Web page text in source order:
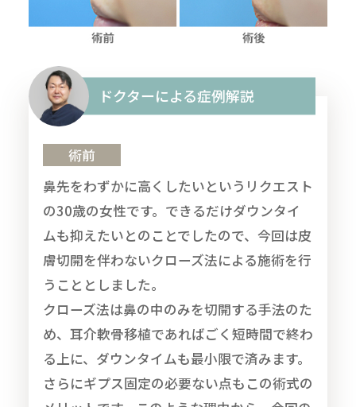
ドクターによる症例解説
術前
鼻先をわずかに高くしたいというリクエスト
の30歳の女性です。できるだけダウンタイ
ムも抑えたいとのことでしたので、今回は皮
膚切開を伴わないクローズ法による施術を行
うこととしました。
クローズ法は鼻の中のみを切開する手法のた
め、耳介軟骨移植であればごく短時間で終わ
る上に、ダウンタイムも最小限で済みます。
さらにギプス固定の必要ない点もこの術式の